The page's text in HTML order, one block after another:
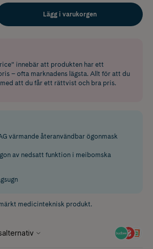
Lägg i varukorgen
innebär att produkten har ett
– ofta marknadens lägsta. Allt för att du
att du får ett rättvist och bra pris.
värmande återanvändbar ögonmask
av nedsatt funktion i meibomska
medicinteknisk produkt.